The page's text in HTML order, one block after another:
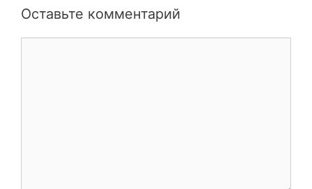
Оставьте комментарий